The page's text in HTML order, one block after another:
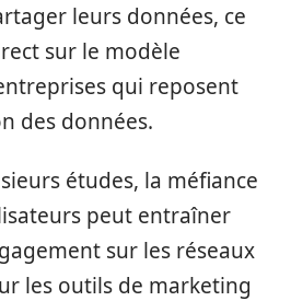
leurs données, ce
sur le modèle
qui reposent
des données.
études, la méfiance
peut entraîner
sur les réseaux
les outils de marketing